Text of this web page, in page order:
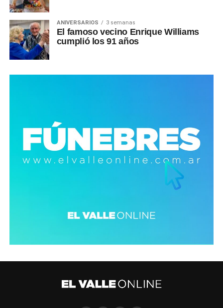
ANIVERSARIOS 3 semanas
El famoso vecino Enrique Williams
cumplió los 91 años